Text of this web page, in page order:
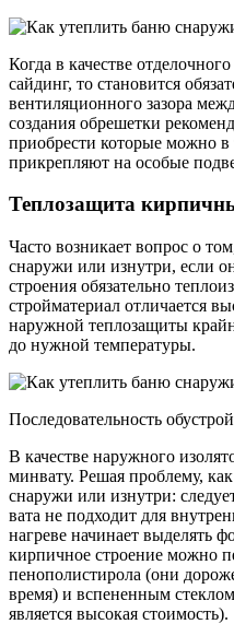
Когда в качестве
сайдинг, то становится
вентиляционного зазора
создания обрешетки
приобрести которые можно
прикрепляют на особые
Теплозащита
Часто возникает вопрос о
снаружи или изнутри, если
строения обязательно
стройматериал отличается
наружной теплозащиты
до нужной температуры.
Последовательность
В качестве наружного
минвату. Решая проблему,
снаружи или изнутри:
вата не подходит для
нагреве начинает выделять
кирпичное строение можно
пенополистирола (они
время) и вспененным
является высокая стоимость).